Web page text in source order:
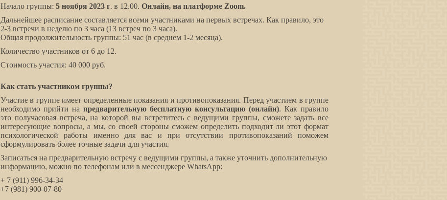
Начало группы: 5 ноября 2023 г. в 12.00. Онлайн, на платформе Zoom.
Дальнейшее расписание составляется всеми участниками на первых встречах. Как правило, это
2-3 встречи в неделю по 3 часа (13 встреч по 3 часа).
Общая продолжительность группы: 51 час (в среднем 1-2 месяца).
Количество участников от 6 до 12.
Стоимость участия: 40 000 руб.
Как стать участником группы?
Участие в группе имеет определенные показания и противопоказания. Перед участием в группе
необходимо прийти на предварительную бесплатную консультацию (онлайн). Как правило
это получасовая встреча, на которой вы встретитесь с ведущими группы, сможете задать все
интересующие вопросы, а мы, со своей стороны сможем определить подходит ли этот формат
психологической работы именно для вас и при отсутствии противопоказаний поможем
сформулировать более точные задачи для участия.
Записаться на предварительную встречу с ведущими группы, а также уточнить дополнительную
информацию, можно по телефонам или в мессенджере WhatsApp:
+ 7 (911) 996-34-34
+7 (981) 900-07-80